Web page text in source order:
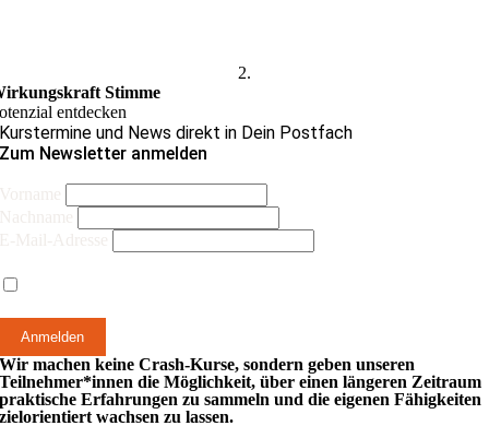
2.
Stimme
entdecken
Kurstermine und News direkt in Dein Postfach
Zum Newsletter anmelden
Wir machen keine Crash-Kurse, sondern geben unseren
Teilnehmer*innen die Möglichkeit, über einen längeren Zeitraum
praktische Erfahrungen zu sammeln und die eigenen Fähigkeiten
zielorientiert wachsen zu lassen.